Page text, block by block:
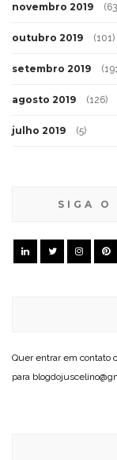
novembro 2019
outubro 2019 (101)
setembro 2019
agosto 2019 (126)
julho 2019 (5)
SIGA O
Quer entrar em contato
para